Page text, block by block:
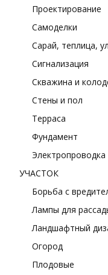
Проектирование
Самоделки
Сарай, теплица,
Сигнализация
Скважина и
Стены и пол
Терраса
Фундамент
УЧАСТОК
Борьба с
Лампы для
Ландшафтный
Огород
Плодовые